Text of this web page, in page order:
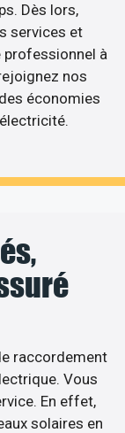
Dès lors,
services et
professionnel à
nos
économies
raccordement
Vous
En effet,
solaires en